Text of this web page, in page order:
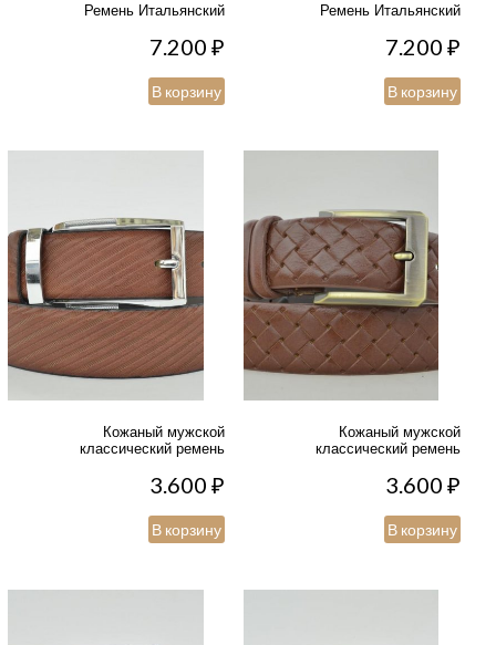
Ремень Итальянский
7.200₽
В корзину
Ремень Итальянский
7.200₽
В корзину
Кожаный мужской
классический ремень
3.600₽
В корзину
Кожаный мужской
классический ремень
3.600₽
В корзину